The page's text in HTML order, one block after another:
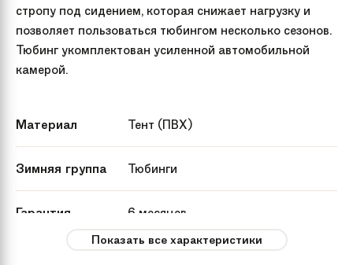
стропу под сидением, которая снижает нагрузку и
позволяет пользоваться тюбингом несколько сезонов.
Тюбинг укомплектован усиленной автомобильной
камерой.
Материал Тент (ПВХ)
Зимняя группа Тюбинги
Гарантия 6 месяцев
Показать все характеристики